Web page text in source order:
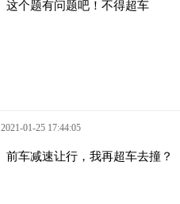
这个题有问题吧！不得超车
2021-01-25 17:44:05
前车减速让行，我再超车去撞？